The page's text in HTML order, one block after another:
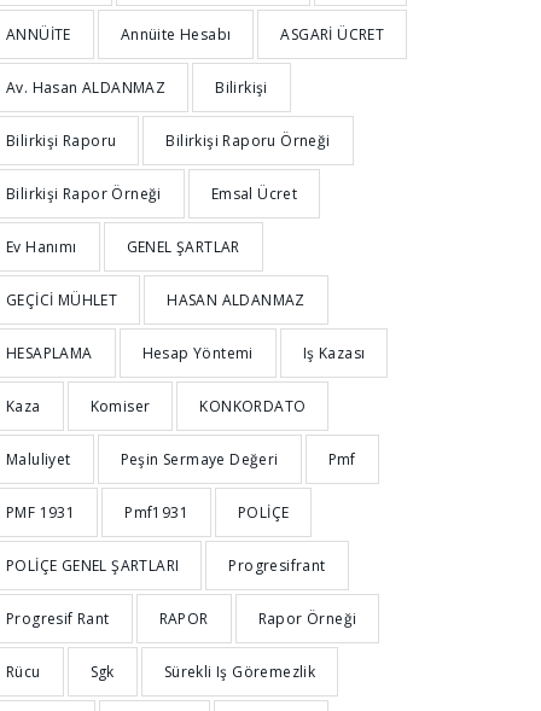
ANNÜİTE Annüite Hesabı ASGARİ ÜCRET
Av. Hasan ALDANMAZ Bilirkişi
Bilirkişi Raporu Bilirkişi Raporu Örneği
Bilirkişi Rapor Örneği Emsal Ücret
Ev Hanımı GENEL ŞARTLAR
GEÇİCİ MÜHLET HASAN ALDANMAZ
HESAPLAMA Hesap Yöntemi Iş Kazası
Kaza Komiser KONKORDATO
Maluliyet Peşin Sermaye Değeri Pmf
PMF 1931 Pmf1931 POLİÇE
POLİÇE GENEL ŞARTLARI Progresifrant
Progresif Rant RAPOR Rapor Örneği
Rücu Sgk Sürekli Iş Göremezlik